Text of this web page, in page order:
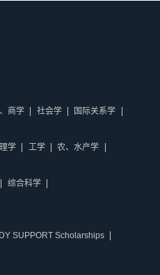
商学 社会学 国际关系学
理学 工学 农、水产学
综合科学
SUPPORT Scholarships